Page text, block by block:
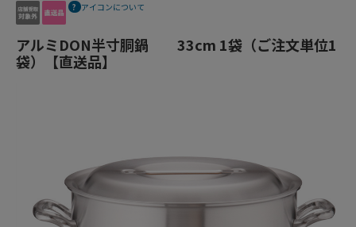
アイコンについて
アルミDON半寸胴鍋 33cm 1袋（ご注文単位1
袋）【直送品】